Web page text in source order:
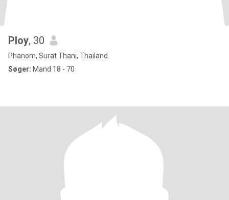
Ploy, 30
Phanom, Surat Thani, Thailand
Søger: Mand 18 - 70